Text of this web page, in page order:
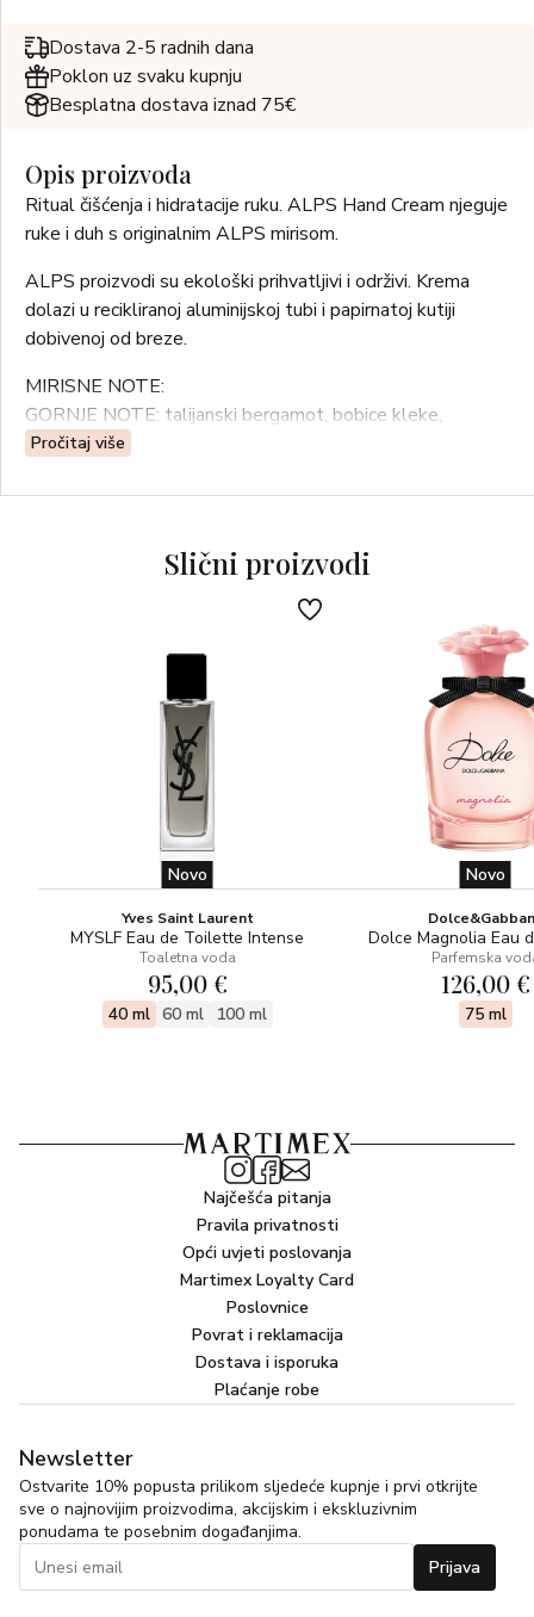
Dostava 2-5 radnih dana
Poklon uz svaku kupnju
Besplatna dostava iznad 75€
Opis proizvoda
Ritual čišćenja i hidratacije ruku. ALPS Hand Cream njeguje
ruke i duh s originalnim ALPS mirisom.
ALPS proizvodi su ekološki prihvatljivi i održivi. Krema
dolazi u recikliranoj aluminijskoj tubi i papirnatoj kutiji
dobivenoj od breze.
MIRISNE NOTE:
GORNJE NOTE: talijanski bergamot, bobice kleke,
španjolski lavandin (grosso), plemeniti lovor, ružmarin,
NOTE SRCA: balzam kanadske smreke, francuska kadulja,
BAZNE NOTE: alzam od jele (absolute), hrastova
mahovina, bijela ambra, indijski vetiver (orpur®),
Pročitaj više
Slični proizvodi
Novo
Yves Saint Laurent
MYSLF Eau de Toilette Intense
Toaletna voda
95,00 €
40 ml 60 ml 100 ml
Novo
Dolce Magnolia Eau
Parfemska
126,00 €
75 ml
Najčešća pitanja
Pravila privatnosti
Opći uvjeti poslovanja
Martimex Loyalty Card
Poslovnice
Povrat i reklamacija
Dostava i isporuka
Plaćanje robe
Newsletter
Ostvarite 10% popusta prilikom sljedeće kupnje i prvi otkrijte
sve o najnovijim proizvodima, akcijskim i ekskluzivnim
ponudama te posebnim događanjima.
Prijava